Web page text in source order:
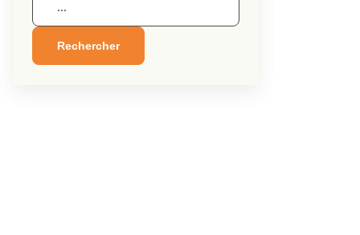
Rechercher